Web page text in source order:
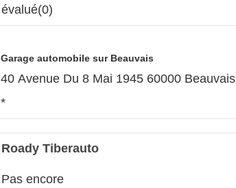
évalué(0)
Garage automobile sur Beauvais
40 Avenue Du 8 Mai 1945 60000 Beauvais
*
Roady Tiberauto
Pas encore